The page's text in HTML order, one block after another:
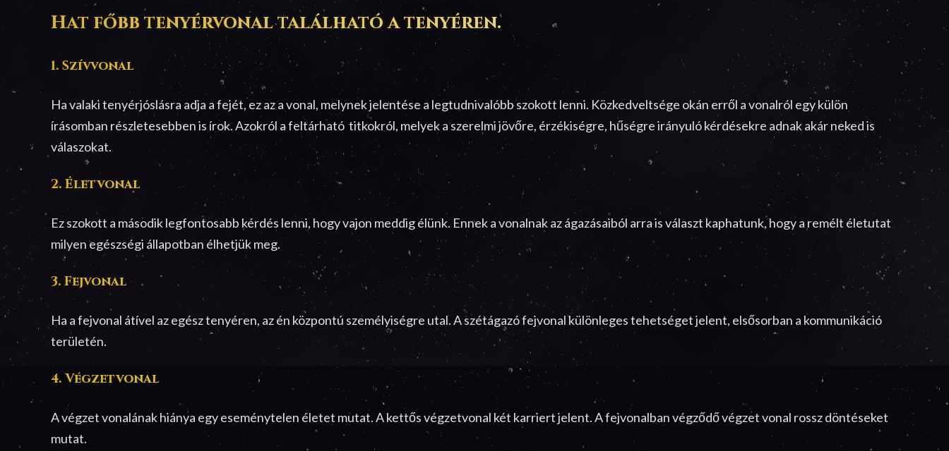
Hat főbb tenyérvonal található a tenyéren.
1. Szívvonal
Ha valaki tenyérjóslásra adja a fejét, ez az a vonal, melynek jelentése a legtudnivalóbb szokott lenni. Közkedveltsége okán erről a vonalról egy külön
írásomban részletesebben is írok. Azokról a feltárható titkokról, melyek a szerelmi jövőre, érzékiségre, hűségre irányuló kérdésekre adnak akár neked is
válaszokat.
2. Életvonal
Ez szokott a második legfontosabb kérdés lenni, hogy vajon meddig élünk. Ennek a vonalnak az ágazásaiból arra is választ kaphatunk, hogy a remélt életutat
milyen egészségi állapotban élhetjük meg.
3. Fejvonal
Ha a fejvonal átível az egész tenyéren, az én központú személyiségre utal. A szétágazó fejvonal különleges tehetséget jelent, elsősorban a kommunikáció
területén.
4. Végzetvonal
A végzet vonalának hiánya egy eseménytelen életet mutat. A kettős végzetvonal két karriert jelent. A fejvonalban végződő végzet vonal rossz döntéseket
mutat.